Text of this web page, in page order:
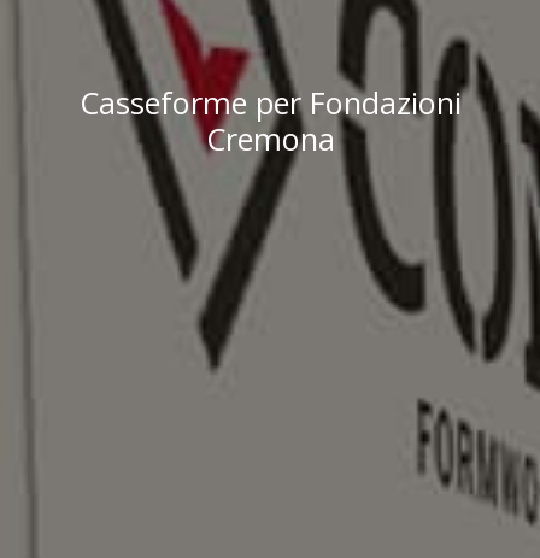
Casseforme per Fondazioni
Cremona